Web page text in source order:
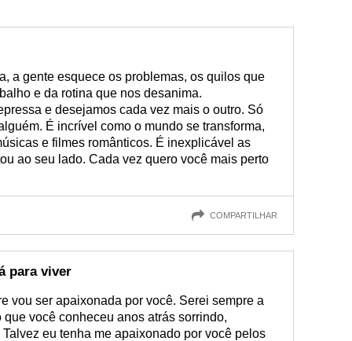
a gente esquece os problemas, os quilos que
e da rotina que nos desanima.
e desejamos cada vez mais o outro. Só
É incrível como o mundo se transforma,
e filmes românticos. É inexplicável as
ao seu lado. Cada vez quero você mais perto
COMPARTILHAR
para viver
vou ser apaixonada por você. Serei sempre a
você conheceu anos atrás sorrindo,
eu tenha me apaixonado por você pelos